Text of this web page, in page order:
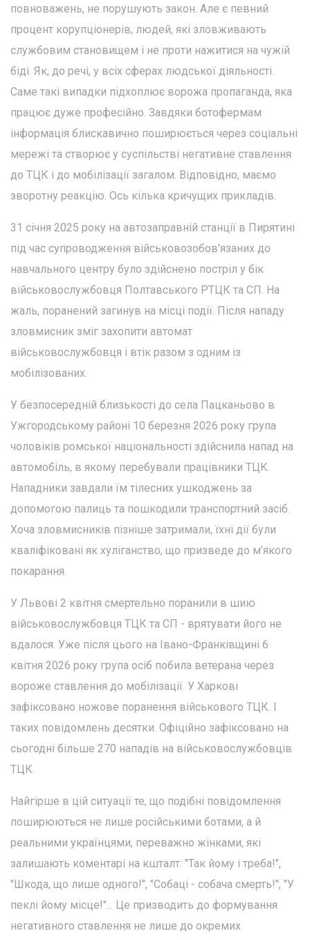
повноважень, не порушують закон. Але є певний
процент корупціонерів, людей, які зловживають
службовим становищем і не проти нажитися на чужій
біді. Як, до речі, у всіх сферах людської діяльності.
Саме такі випадки підхоплює ворожа пропаганда, яка
працює дуже професійно. Завдяки ботофермам
інформація блискавично поширюється через соціальні
мережі та створює у суспільстві негативне ставлення
до ТЦК і до мобілізації загалом. Відповідно, маємо
зворотну реакцію. Ось кілька кричущих прикладів.
31 січня 2025 року на автозаправній станції в Пирятині
під час супроводження військовозобов'язаних до
навчального центру було здійснено постріл у бік
військовослужбовця Полтавського РТЦК та СП. На
жаль, поранений загинув на місці події. Після нападу
зловмисник зміг захопити автомат
військовослужбовця і втік разом з одним із
мобілізованих.
У безпосередній близькості до села Пацканьово в
Ужгородському районі 10 березня 2026 року група
чоловіків ромської національності здійснила напад на
автомобіль, в якому перебували працівники ТЦК.
Нападники завдали їм тілесних ушкоджень за
допомогою палиць та пошкодили транспортний засіб.
Хоча зловмисників пізніше затримали, їхні дії були
кваліфіковані як хуліганство, що призведе до м’якого
покарання.
У Львові 2 квітня смертельно поранили в шию
військовослужбовця ТЦК та СП - врятувати його не
вдалося. Уже після цього на Івано-Франківщині 6
квітня 2026 року група осіб побила ветерана через
вороже ставлення до мобілізації. У Харкові
зафіксовано ножове поранення військового ТЦК. І
таких повідомлень десятки. Офіційно зафіксовано на
сьогодні більше 270 нападів на військовослужбовців
ТЦК.
Найгірше в цій ситуації те, що подібні повідомлення
поширюються не лише російськими ботами, а й
реальними українцями, переважно жінками, які
залишають коментарі на кшталт: "Так йому і треба!",
"Шкода, що лише одного!", "Собаці - собача смерть!", "У
пеклі йому місце!"... Це призводить до формування
негативного ставлення не лише до окремих